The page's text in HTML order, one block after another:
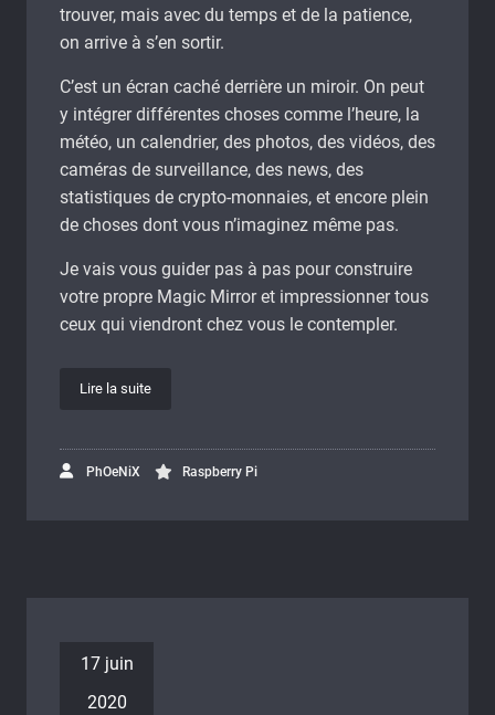
trouver, mais avec du temps et de la patience,
on arrive à s’en sortir.
C’est un écran caché derrière un miroir. On peut
y intégrer différentes choses comme l’heure, la
météo, un calendrier, des photos, des vidéos, des
caméras de surveillance, des news, des
statistiques de crypto-monnaies, et encore plein
de choses dont vous n’imaginez même pas.
Je vais vous guider pas à pas pour construire
votre propre Magic Mirror et impressionner tous
ceux qui viendront chez vous le contempler.
Lire la suite
PhOeNiX Raspberry Pi
17 juin
2020